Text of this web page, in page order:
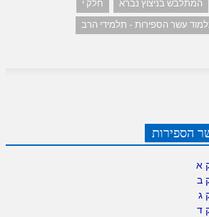
המתלבש בניצוץ נברא
חלק י
עשר הספירות - תלמידי הרב
הספירות
א
ב
ג
ד